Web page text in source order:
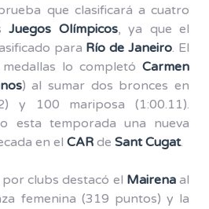
que clasificará a cuatro
Juegos Olímpicos, ya que el
para Río de Janeiro. El
lo completó Carmen
) al sumar dos bronces en
y 100 mariposa (1:00.11).
esta temporada una nueva
en el CAR de Sant Cugat.
por clubs destacó el Mairenaal
femenina (319 puntos) y la